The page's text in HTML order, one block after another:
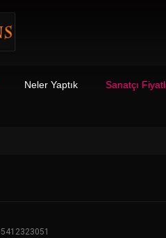
Neler Yaptık Sanatçı